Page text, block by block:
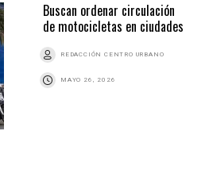
Buscan ordenar circulación
de motocicletas en ciudades
REDACCIÓN CENTRO URBANO
MAYO 26, 2026